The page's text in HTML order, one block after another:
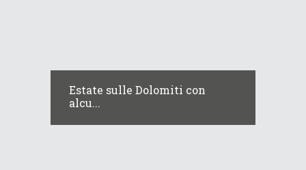
Estate sulle Dolomiti con
alcu...